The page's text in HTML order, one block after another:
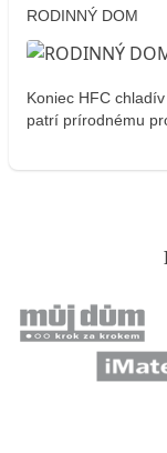
RODINNÝ DOM
Koniec HFC
patrí prírodnému